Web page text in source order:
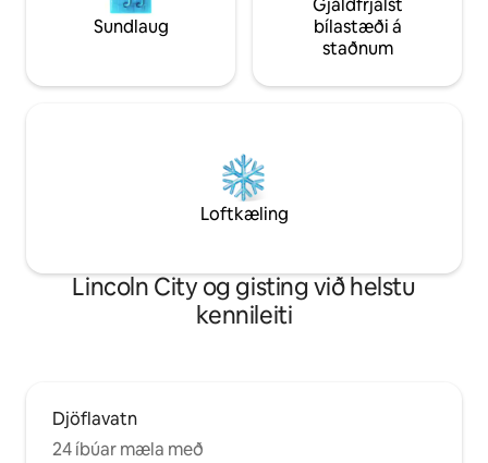
Sundlaug
Gjaldfrjálst
bílastæði á
staðnum
Loftkæling
Lincoln City og gisting við helstu
kennileiti
Djöflavatn
24 íbúar mæla með